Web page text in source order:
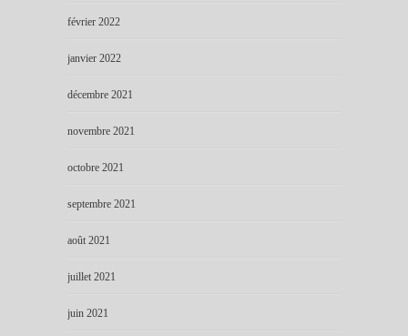
février 2022
janvier 2022
décembre 2021
novembre 2021
octobre 2021
septembre 2021
août 2021
juillet 2021
juin 2021